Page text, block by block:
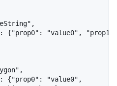
{"prop0": "value0",
{"prop0": "value0",